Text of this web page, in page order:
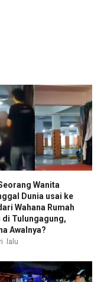
Wanita
Dunia usai ke
Wahana Rumah
di Tulungagung,
Awalnya?
lalu